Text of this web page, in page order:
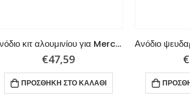
Ανόδιο κιτ αλουμινίου για Mercury Alpha One Generation 1
€47,59
ΠΡΟΣΘΉΚΗ ΣΤΟ ΚΑΛΆΘΙ
€